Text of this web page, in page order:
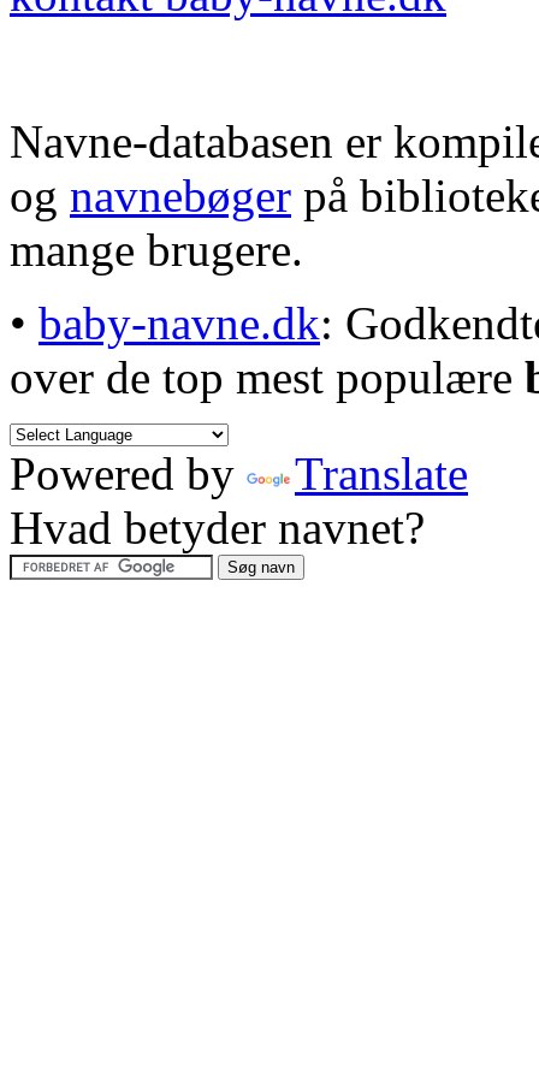
Navne-databasen er
og navnebøger på
mange brugere.
• baby-navne.dk:
over de top mest populære
Powered by
Translate
Hvad betyder navnet?